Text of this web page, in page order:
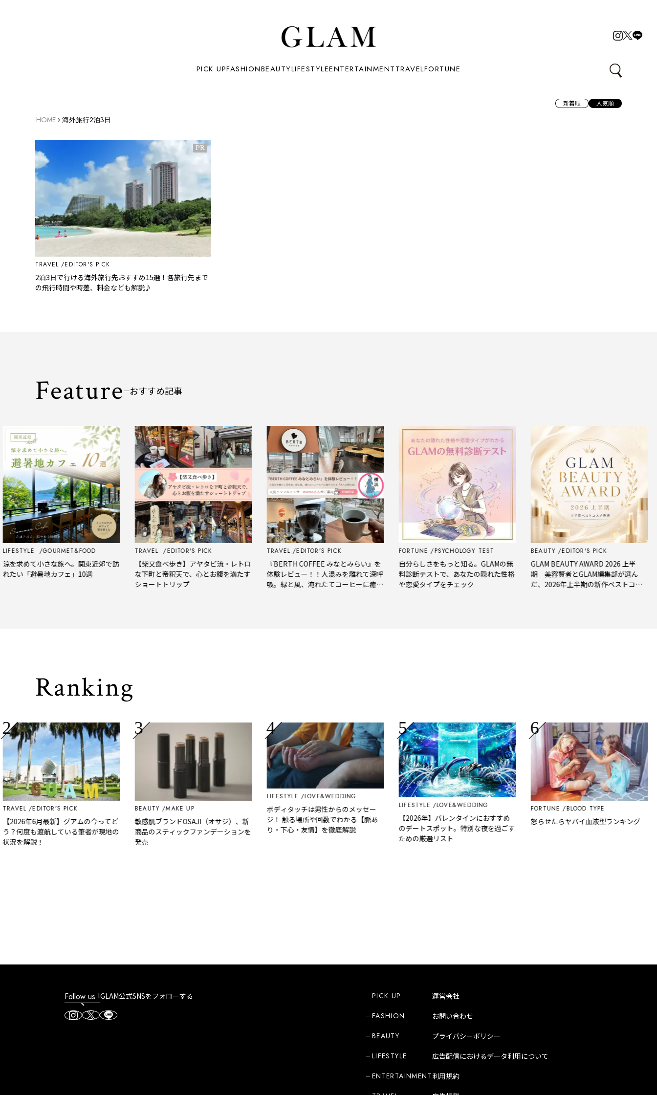
PICK UPFASHIONBEAUTYLIFESTYLEENTERTAINMENTTRAVELFORTUNE
新着順 人気順
HOME › 海外旅行2泊3日
PR
TRAVEL EDITOR'S PICK
2泊3日で行ける海外旅行先おすすめ15選！各旅行先まで
の飛行時間や時差、料金なども解説♪
Feature おすすめ記事
GOURMET&FOOD
求めて小さな旅へ。関東近郊で訪
い「避暑地カフェ」10選
TRAVEL EDITOR'S PICK
【柴又食べ歩き】アヤタビ流・レトロ
な下町と帝釈天で、心とお腹を満たす
ショートトリップ
TRAVEL EDITOR'S PICK
『BERTH COFFEE みなとみらい』を
体験レビュー！！人混みを離れて深呼
吸。緑と風、淹れたてコーヒーに癒や
FORTUNE PSYCHOLOGY TEST
自分らしさをもっと知る。GLAMの無
料診断テストで、あなたの隠れた性格
や恋愛タイプをチェック
BEAUTY EDITOR'S PICK
GLAM BEAUTY AWARD 2026 上半
期 美容賢者とGLAM編集部が選ん
だ、2026年上半期の新作ベストコス
Ranking
EDITOR'S PICK
年6月最新】グアムの今ってど
何度も渡航している筆者が現地の
を解説！
BEAUTY MAKE UP
敏感肌ブランドOSAJI（オサジ）、新
商品のスティックファンデーションを
発売
LIFESTYLE LOVE&WEDDING
ボディタッチは男性からのメッセー
ジ！ 触る場所や回数でわかる【脈あ
り・下心・友情】を徹底解説
LIFESTYLE LOVE&WEDDING
【2026年】バレンタインにおすすめ
のデートスポット。特別な夜を過ごす
ための厳選リスト
FORTUNE BLOOD TYPE
怒らせたらヤバイ血液型ランキング
Follow us !GLAM公式SNSをフォローする PICK UP
FASHION
BEAUTY
LIFESTYLE
ENTERTAINMENT
運営会社
お問い合わせ
プライバシーポリシー
広告配信におけるデータ利用について
利用規約